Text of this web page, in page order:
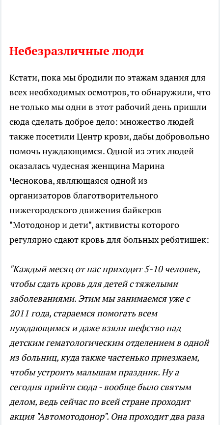
Небезразличные люди
Кстати, пока мы бродили по этажам здания для
всех необходимых осмотров, то обнаружили, что
не только мы одни в этот рабочий день пришли
сюда сделать доброе дело: множество людей
также посетили Центр крови, дабы добровольно
помочь нуждающимся. Одной из этих людей
оказалась чудесная женщина Марина
Чеснокова, являющаяся одной из
организаторов благотворительного
нижегородского движения байкеров
"Мотодонор и дети", активисты которого
регулярно сдают кровь для больных ребятишек:
"Каждый месяц от нас приходит 5-10 человек,
чтобы сдать кровь для детей с тяжелыми
заболеваниями. Этим мы занимаемся уже с
2011 года, стараемся помогать всем
нуждающимся и даже взяли шефство над
детским гематологическим отделением в одной
из больниц, куда также частенько приезжаем,
чтобы устроить малышам праздник. Ну а
сегодня прийти сюда - вообще было святым
делом, ведь сейчас по всей стране проходит
акция "Автомотодонор". Она проходит два раза